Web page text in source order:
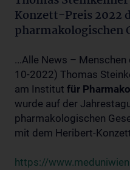
Konzett-Preis 2022
pharmakologischen
...Alle News – Menschen
10-2022) Thomas
am Institut für
wurde auf der
pharmakologischen
mit dem Heribert-
https://